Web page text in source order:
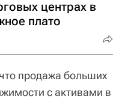
центрах в
плато
продажа больших
с активами в